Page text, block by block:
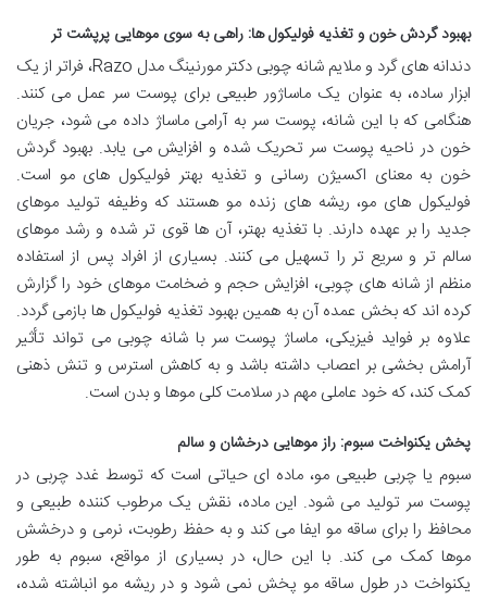
بهبود گردش خون و تغذیه فولیکول ها: راهی به سوی موهایی پرپشت تر
دندانه های گرد و ملایم شانه چوبی دکتر مورنینگ مدل Razo، فراتر از یک
ابزار ساده، به عنوان یک ماساژور طبیعی برای پوست سر عمل می کنند.
هنگامی که با این شانه، پوست سر به آرامی ماساژ داده می شود، جریان
خون در ناحیه پوست سر تحریک شده و افزایش می یابد. بهبود گردش
خون به معنای اکسیژن رسانی و تغذیه بهتر فولیکول های مو است.
فولیکول های مو، ریشه های زنده مو هستند که وظیفه تولید موهای
جدید را بر عهده دارند. با تغذیه بهتر، آن ها قوی تر شده و رشد موهای
سالم تر و سریع تر را تسهیل می کنند. بسیاری از افراد پس از استفاده
منظم از شانه های چوبی، افزایش حجم و ضخامت موهای خود را گزارش
کرده اند که بخش عمده آن به همین بهبود تغذیه فولیکول ها بازمی گردد.
علاوه بر فواید فیزیکی، ماساژ پوست سر با شانه چوبی می تواند تأثیر
آرامش بخشی بر اعصاب داشته باشد و به کاهش استرس و تنش ذهنی
کمک کند، که خود عاملی مهم در سلامت کلی موها و بدن است.
پخش یکنواخت سبوم: راز موهایی درخشان و سالم
سبوم یا چربی طبیعی مو، ماده ای حیاتی است که توسط غدد چربی در
پوست سر تولید می شود. این ماده، نقش یک مرطوب کننده طبیعی و
محافظ را برای ساقه مو ایفا می کند و به حفظ رطوبت، نرمی و درخشش
موها کمک می کند. با این حال، در بسیاری از مواقع، سبوم به طور
یکنواخت در طول ساقه مو پخش نمی شود و در ریشه مو انباشته شده،